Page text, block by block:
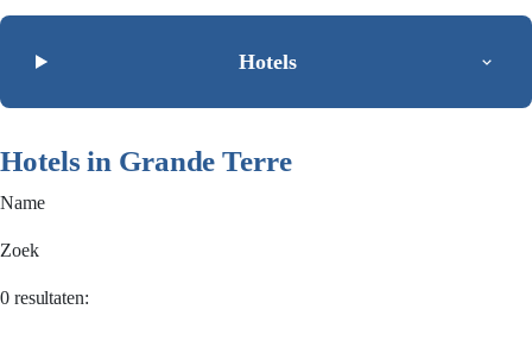
Hotels
Hotels in Grande Terre
Name
Zoek
0 resultaten: